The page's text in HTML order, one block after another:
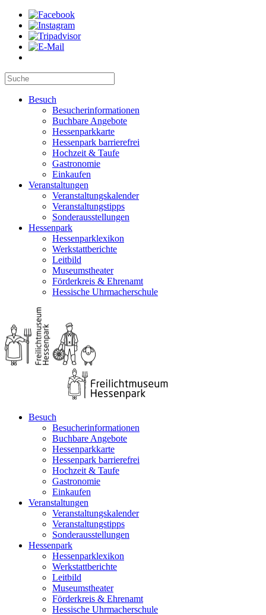
Besuch
Besucherinformationen
Buchbare Angebote
Hessenparkkarte
Hessenpark barrierefrei
Hochzeit & Taufe
Gastronomie
Einkaufen
Veranstaltungen
Veranstaltungskalender
Veranstaltungstipps
Sonderausstellungen
Hessenpark
Hessenparklexikon
Werkstattberichte
Leitbild
Museumstheater
Förderkreis & Ehrenamt
Hessische Uhrmacherschule
Besuch
Besucherinformationen
Buchbare Angebote
Hessenparkkarte
Hessenpark barrierefrei
Hochzeit & Taufe
Gastronomie
Einkaufen
Veranstaltungen
Veranstaltungskalender
Veranstaltungstipps
Sonderausstellungen
Hessenpark
Hessenparklexikon
Werkstattberichte
Leitbild
Museumstheater
Förderkreis & Ehrenamt
Hessische Uhrmacherschule